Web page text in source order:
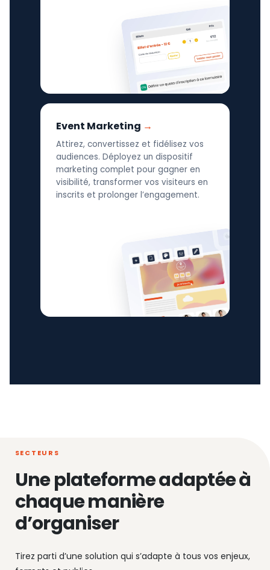
Event Marketing
Attirez, convertissez et fidélisez vos
audiences. Déployez un dispositif
marketing complet pour gagner en
visibilité, transformer vos visiteurs en
inscrits et prolonger l’engagement.
SECTEURS
Une plateforme adaptée à
chaque manière
d’organiser
Tirez parti d’une solution qui s’adapte à tous vos enjeux,